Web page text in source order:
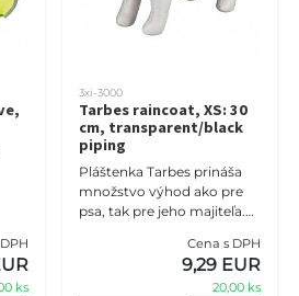
ks
3xi-3000
Tarbes raincoat, XS: 30
cm, transparent/black
piping
Pláštenka Tarbes prináša
množstvo výhod ako pre
psa, tak pre jeho majiteľa.
vychádza v ústrety ich
potrebám počas
Cena s DPH
9,29 EUR
20,00 ks